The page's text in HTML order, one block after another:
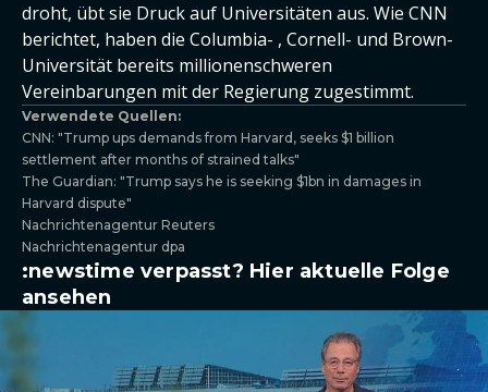
droht, übt sie Druck auf Universitäten aus. Wie CNN
berichtet, haben die Columbia- , Cornell- und Brown-
Universität bereits millionenschweren
Vereinbarungen mit der Regierung zugestimmt.
Verwendete Quellen:
CNN: "Trump ups demands from Harvard, seeks $1 billion
settlement after months of strained talks"
The Guardian: "Trump says he is seeking $1bn in damages in
Harvard dispute"
Nachrichtenagentur Reuters
Nachrichtenagentur dpa
:newstime verpasst? Hier aktuelle Folge
ansehen